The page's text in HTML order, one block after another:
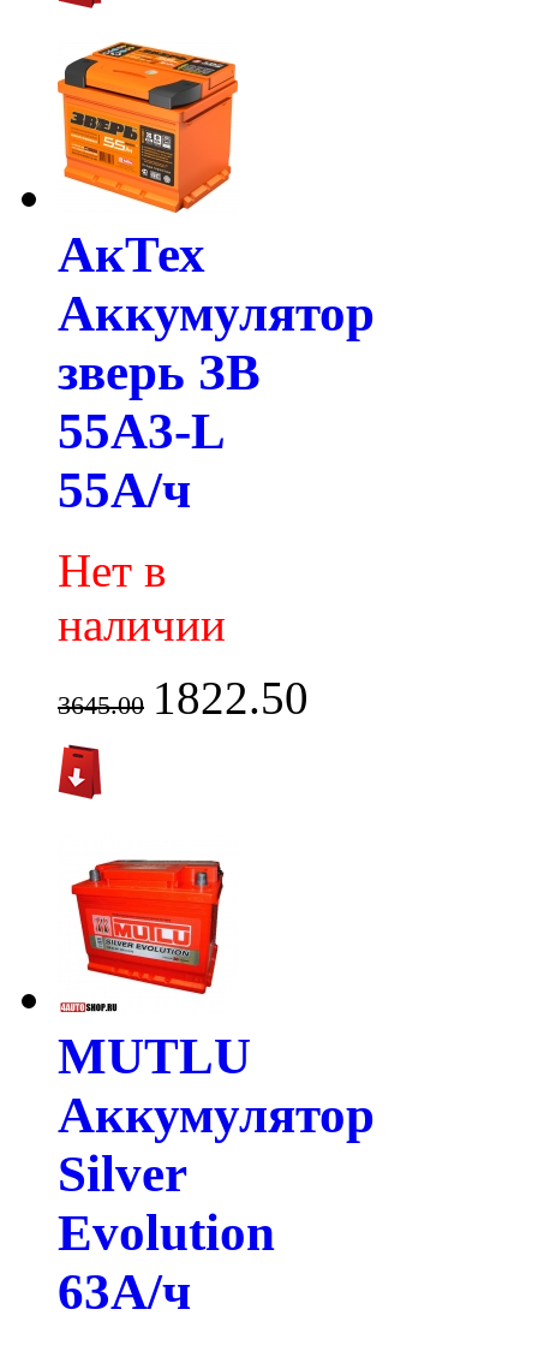
АкТех
Аккумулятор
зверь ЗВ
55A3-L
55А/ч
Нет в
наличии
3645.00 1822.50
MUTLU
Аккумулятор
Silver
Evolution
63А/ч